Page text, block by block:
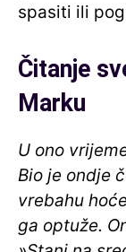
spasiti ili
Čitanje
Marku
U ono
Bio je ondje
vrebahu
ga optuže.